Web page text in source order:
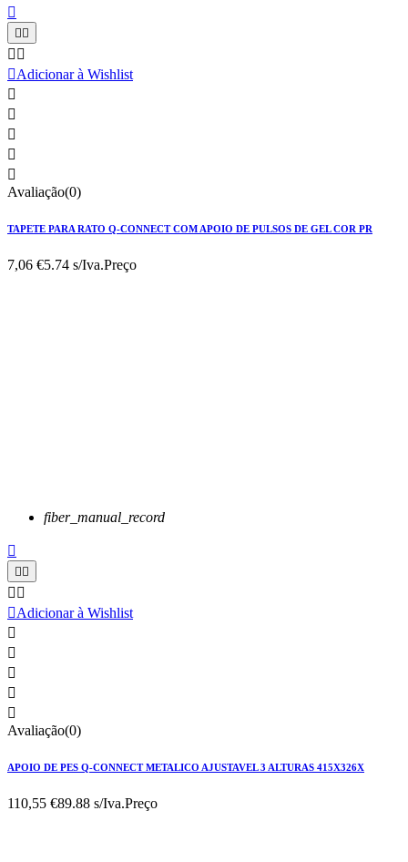

 
 
Adicionar à Wishlist





Avaliação(0)
TAPETE PARA RATO Q-CONNECT COM APOIO DE PULSOS DE GEL COR PR
7,06 €5.74 s/Iva.Preço
fiber_manual_record

 
 
Adicionar à Wishlist





Avaliação(0)
APOIO DE PES Q-CONNECT METALICO AJUSTAVEL 3 ALTURAS 415X326X
110,55 €89.88 s/Iva.Preço